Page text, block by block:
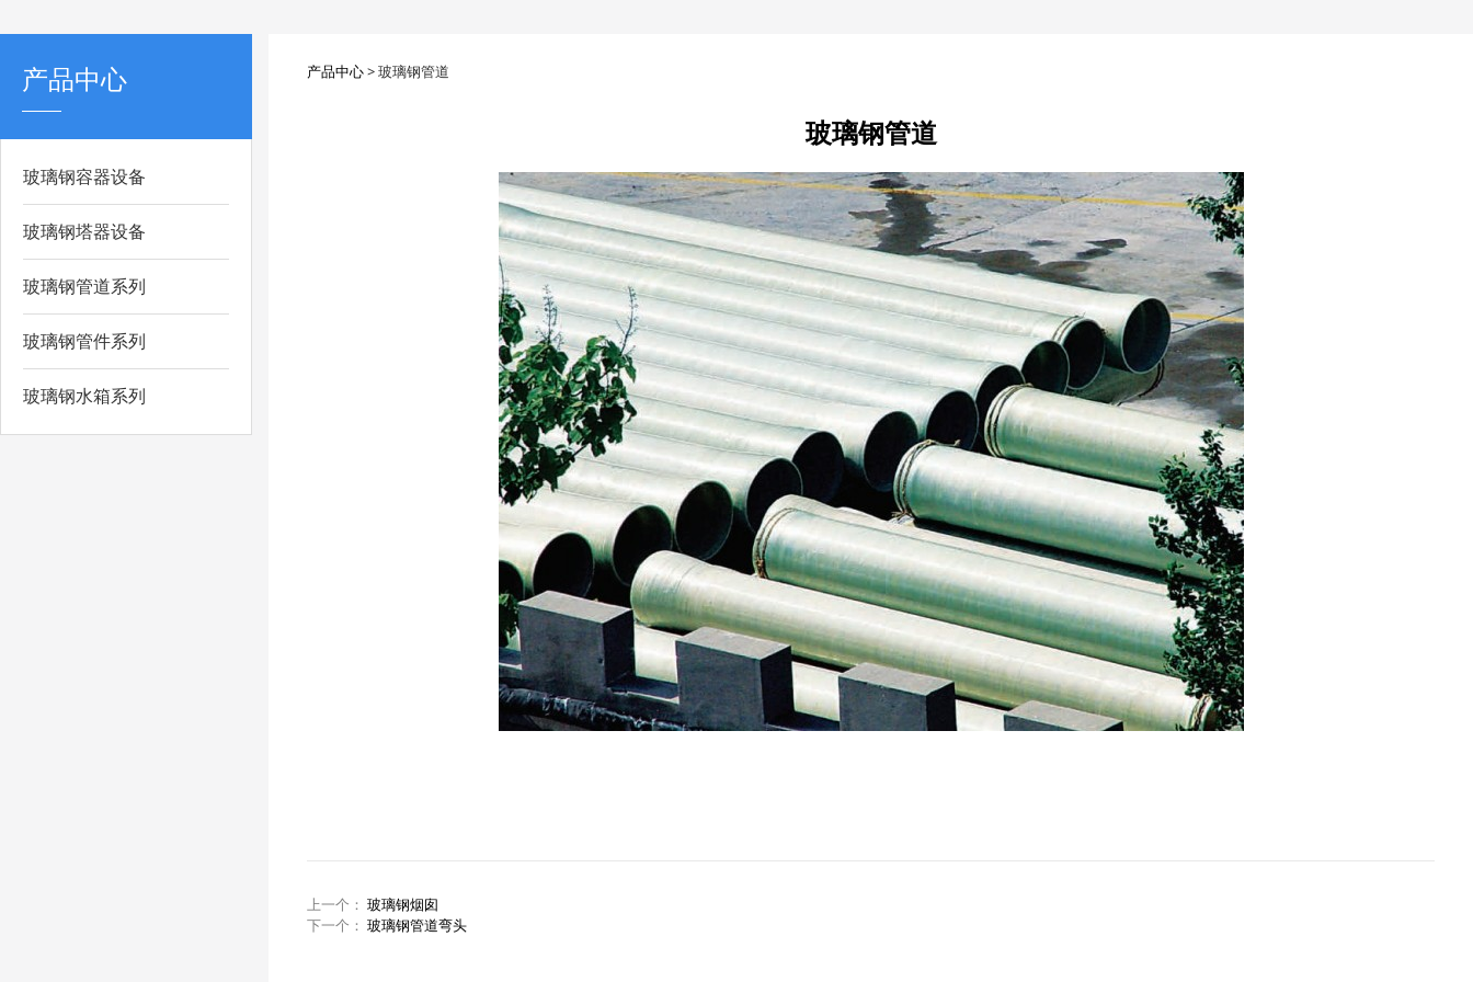
产品中心
玻璃钢容器设备
玻璃钢塔器设备
玻璃钢管道系列
玻璃钢管件系列
玻璃钢水箱系列
产品中心>玻璃钢管道
玻璃钢管道
上一个： 玻璃钢烟囱
下一个： 玻璃钢管道弯头